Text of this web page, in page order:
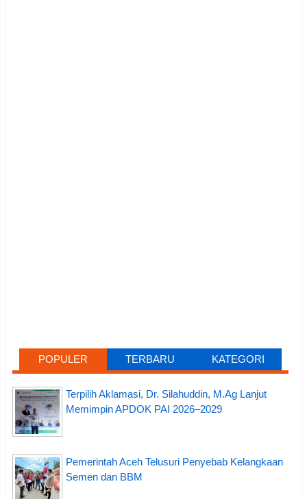
POPULER TERBARU KATEGORI
Terpilih Aklamasi, Dr. Silahuddin, M.Ag Lanjut
Memimpin APDOK PAI 2026–2029
Pemerintah Aceh Telusuri Penyebab Kelangkaan
Semen dan BBM